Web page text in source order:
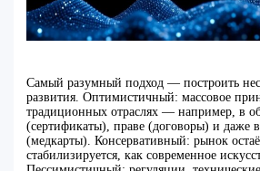
Самый разумный подход — построить
развития. Оптимистичный: массовое
традиционных отраслях — например, в
(сертификаты), праве (договоры) и даже
(медкарты). Консервативный: рынок
стабилизируется, как современное